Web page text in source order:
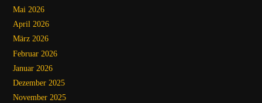
Mai 2026
April 2026
März 2026
Februar 2026
Januar 2026
Dezember 2025
November 2025